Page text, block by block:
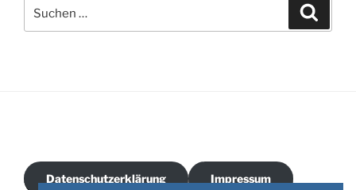
nach:
Datenschutzerklärung Impressum